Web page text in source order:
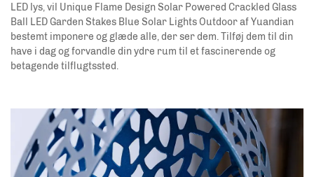
LED lys, vil Unique Flame Design Solar Powered Crackled Glass
Ball LED Garden Stakes Blue Solar Lights Outdoor af Yuandian
bestemt imponere og glæde alle, der ser dem. Tilføj dem til din
have i dag og forvandle din ydre rum til et fascinerende og
betagende tilflugtssted.